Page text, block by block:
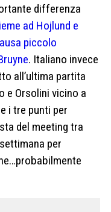
differenza
ad Hojlund e
piccolo
. Italiano invece
all’ultima partita
e Orsolini vicino a
i tre punti per
del meeting tra
per